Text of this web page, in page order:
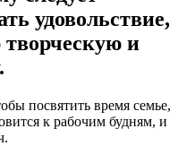
удовольствие,
и
посвятить время семье,
к рабочим будням, и